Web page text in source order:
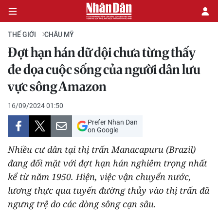
CHÍNH TRỊ
KINH TẾ
VĂN HÓA
XÃ HỘI
PHÁP LUẬT
DU LỊCH
THẾ GIỚI
THẾ GIỚI CHÂU MỸ
Đợt hạn hán dữ dội chưa từng thấy
đe dọa cuộc sống của người dân lưu
vực sông Amazon
16/09/2024 01:50
Prefer Nhan Dan
on Google
Nhiều cư dân tại thị trấn Manacapuru (Brazil)
đang đối mặt với đợt hạn hán nghiêm trọng nhất
kể từ năm 1950. Hiện, việc vận chuyển nước,
lương thực qua tuyến đường thủy vào thị trấn đã
ngưng trệ do các dòng sông cạn sâu.